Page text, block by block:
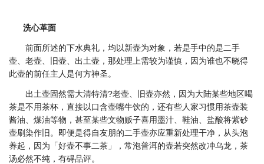
洗心革面
前面所述的下水典礼，均以新壶为对象，若是手中的是二手
壶、老壶、旧壶、出土壶，那处理上需较为谨慎，因为谁也不晓得
此壶的前任主人是何方神圣。
出土壶固然需大清特清?老壶、旧壶亦然，因为大陆某些地区喝
茶是不用茶杯，直接以口含壶嘴牛饮的，还有些人家习惯用茶壶装
酱油、煤油等物，甚至某些文物贩子喜用墨汁、鞋油、盐酸将紫砂
壶刷染作旧。即便是得自友朋的二手壶亦应重新处理干净，从头泡
养起，因为「好壶不事二茶」，常泡普洱的壶若突然改冲乌龙，茶
汤必然不纯，有碍品评。